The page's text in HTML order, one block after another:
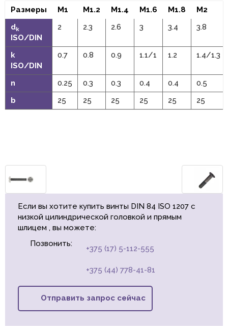
Размеры M1 M1.2 M1.4 M1.6 M1.8
M2
dk
ISO/DIN
2 2.3 2.6 3 3.4 3.8
k
ISO/DIN
0.7 0.8 0.9 1.1/1 1.2 1.4/1.3
n 0.25 0.3 0.3 0.4 0.4
0.5
b
25 25 25 25 25 25
Если вы хотите купить винты DIN 84 ISO 1207 с
низкой цилиндрической головкой и прямым
шлицем , вы можете:
Позвонить:
+375 (17) 5-112-555
+375 (44) 778-41-81
Отправить запрос сейчас